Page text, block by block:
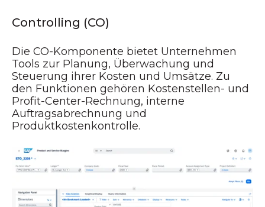
Controlling (CO)
Die CO-Komponente bietet Unternehmen
Tools zur Planung, Überwachung und
Steuerung ihrer Kosten und Umsätze. Zu
den Funktionen gehören Kostenstellen- und
Profit-Center-Rechnung, interne
Auftragsabrechnung und
Produktkostenkontrolle.